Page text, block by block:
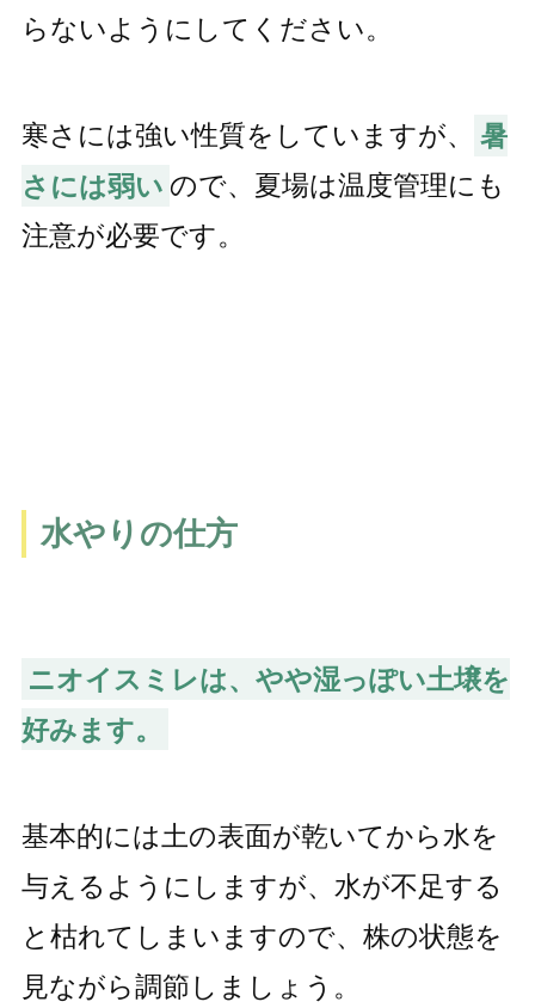
らないようにしてください。
寒さには強い性質をしていますが、
暑
さには弱い ので、夏場は温度管理にも
注意が必要です。
水やりの仕方
ニオイスミレは、やや湿っぽい土壌を
好みます。
基本的には土の表面が乾いてから水を
与えるようにしますが、水が不足する
と枯れてしまいますので、株の状態を
見ながら調節しましょう。